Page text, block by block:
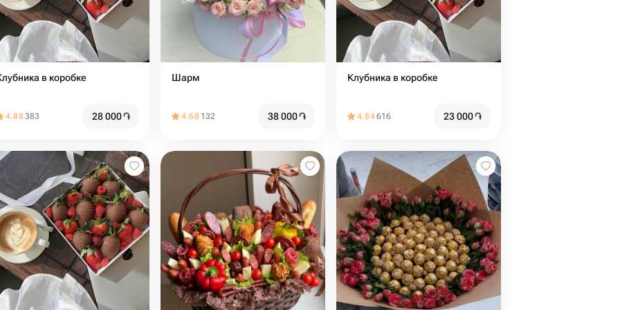
в коробке
4.88383 28 000֏
Шарм
4.68 132 38 000֏
Клубника в коробке
4.84616 23 000֏